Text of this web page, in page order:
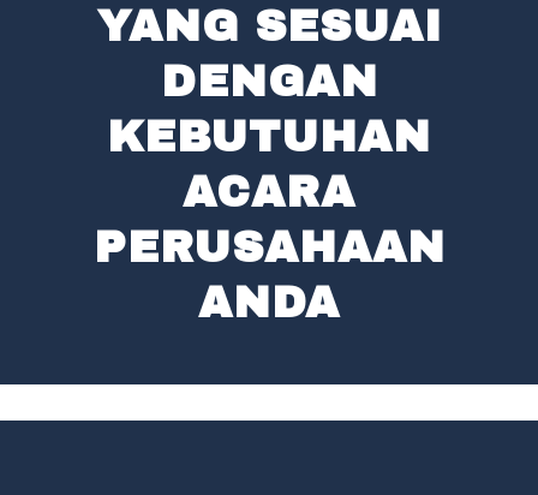
YANG SESUAI
DENGAN
KEBUTUHAN
ACARA
PERUSAHAAN
ANDA